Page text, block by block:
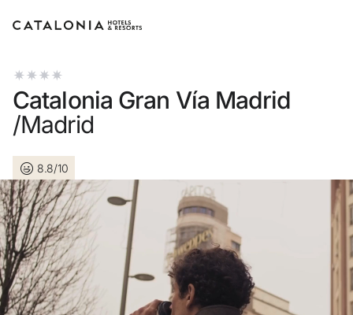
Log in op je account
Log in
Wachtwoord vergeten?
of gebruik een van deze opties
Aanmelden met Google
Sessie beginnen met enkel e-mailadres
Catalonia Gran Vía Madrid
/Madrid
8.8/10